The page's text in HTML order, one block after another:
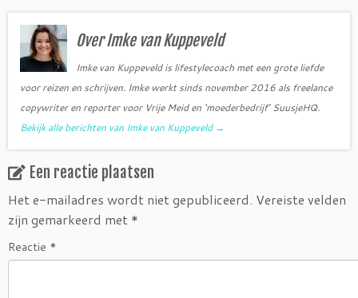
Over Imke van Kuppeveld
Imke van Kuppeveld is lifestylecoach met een grote liefde
voor reizen en schrijven. Imke werkt sinds november 2016 als freelance
copywriter en reporter voor Vrije Meid en ‘moederbedrijf’ SuusjeHQ.
Bekijk alle berichten van Imke van Kuppeveld →
Een reactie plaatsen
Het e-mailadres wordt niet gepubliceerd. Vereiste velden
zijn gemarkeerd met *
Reactie *